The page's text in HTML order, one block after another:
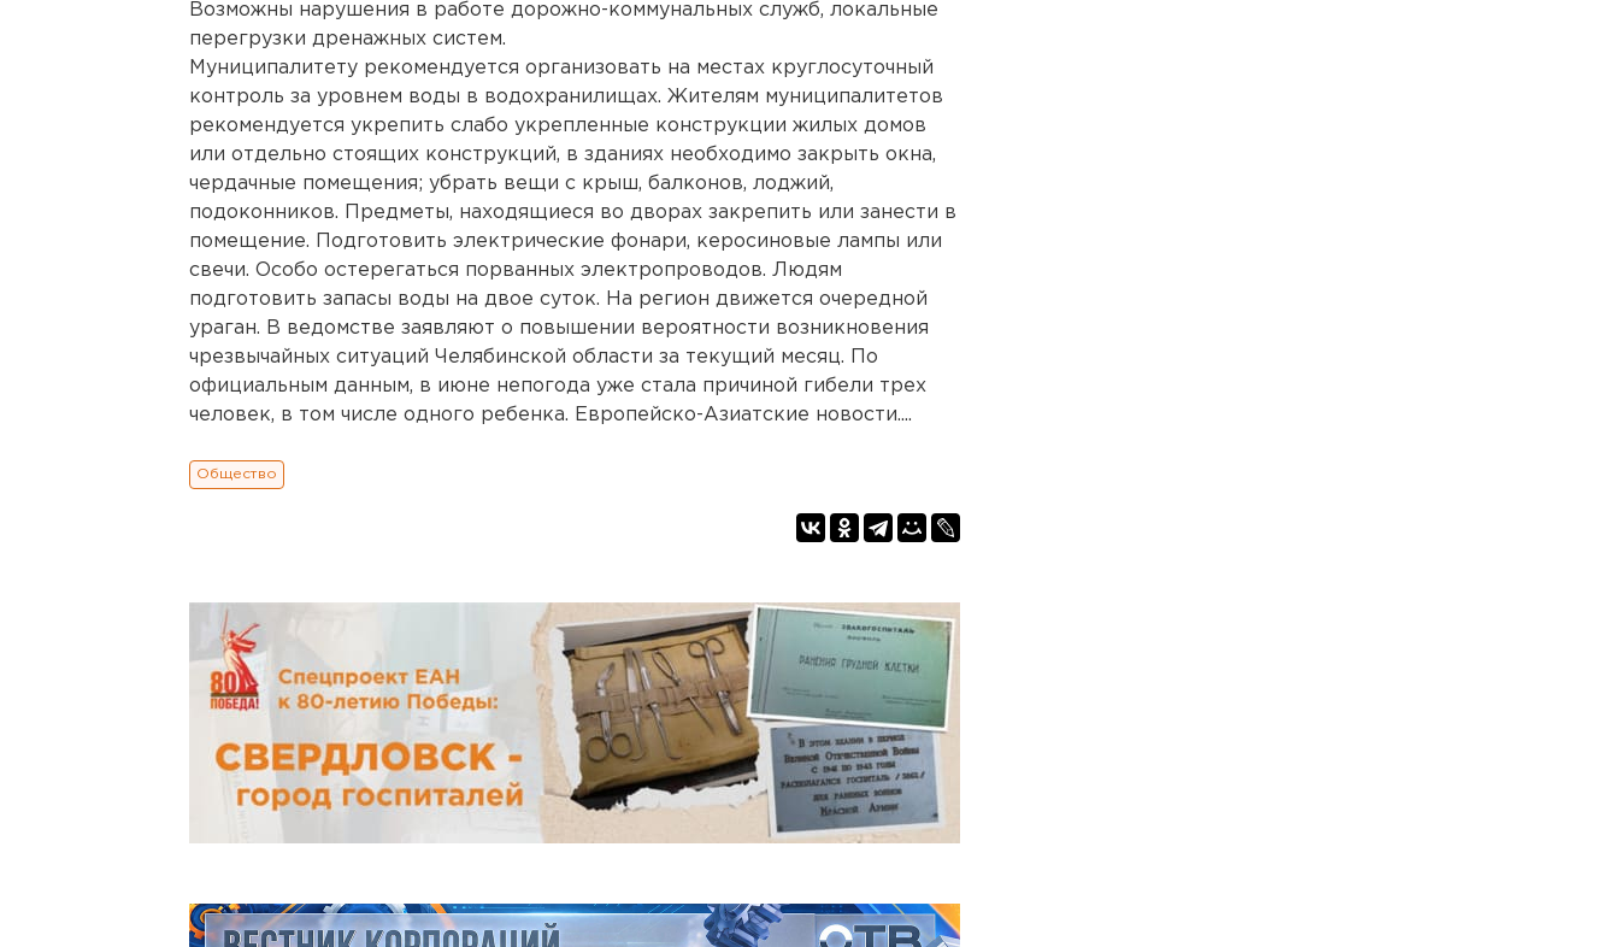
Возможны нарушения в работе дорожно-коммунальных служб, локальные
перегрузки дренажных систем.
Муниципалитету рекомендуется организовать на местах круглосуточный
контроль за уровнем воды в водохранилищах. Жителям муниципалитетов
рекомендуется укрепить слабо укрепленные конструкции жилых домов
или отдельно стоящих конструкций, в зданиях необходимо закрыть окна,
чердачные помещения; убрать вещи с крыш, балконов, лоджий,
подоконников. Предметы, находящиеся во дворах закрепить или занести в
помещение. Подготовить электрические фонари, керосиновые лампы или
свечи. Особо остерегаться порванных электропроводов. Людям
подготовить запасы воды на двое суток. На регион движется очередной
ураган. В ведомстве заявляют о повышении вероятности возникновения
чрезвычайных ситуаций Челябинской области за текущий месяц. По
официальным данным, в июне непогода уже стала причиной гибели трех
человек, в том числе одного ребенка. Европейско-Азиатские новости....
Общество